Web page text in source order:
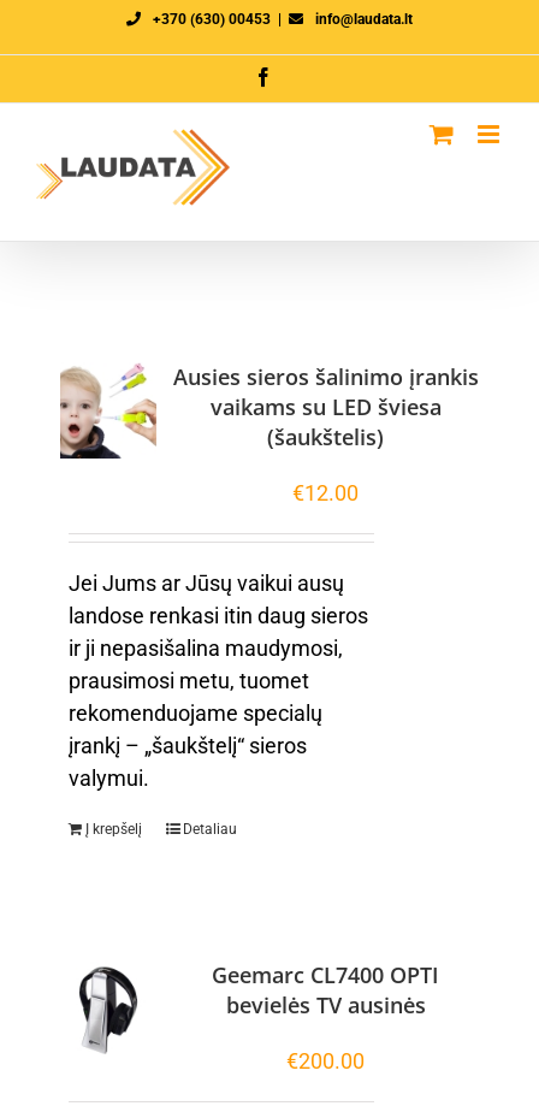
+370 (630) 00453 info@laudata.lt
Ausies sieros šalinimo įrankis
vaikams su LED šviesa
(šaukštelis)
€12.00
Jei Jums ar Jūsų vaikui ausų
landose renkasi itin daug sieros
ir ji nepasišalina maudymosi,
prausimosi metu, tuomet
rekomenduojame specialų
įrankį – „šaukštelį“ sieros
valymui.
Į krepšelį Detaliau
Geemarc CL7400 OPTI
bevielės TV ausinės
€200.00